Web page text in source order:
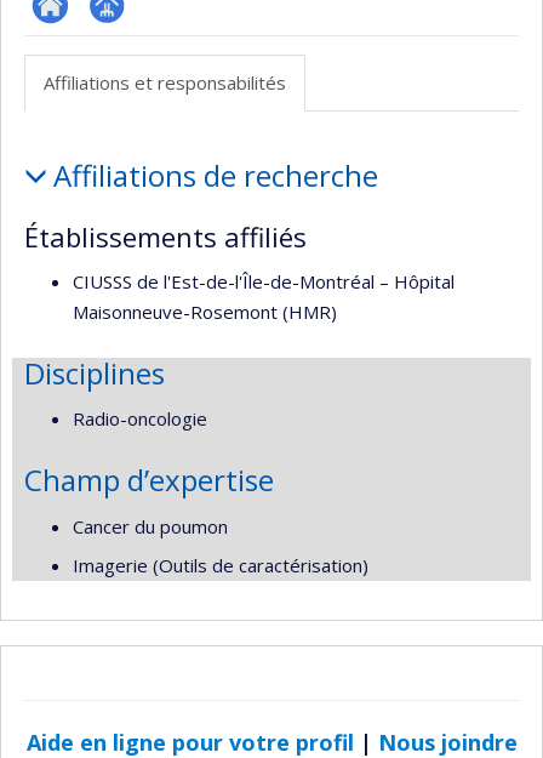
ResearchGate
Page
(faculté,département,école)
Affiliations et responsabilités
et
responsabilités
Affiliations de recherche
Établissements affiliés
CIUSSS de l'Est-de-l'Île-de-Montréal – Hôpital
Maisonneuve-Rosemont (HMR)
Disciplines
Radio-oncologie
Champ d’expertise
Cancer du poumon
Imagerie (Outils de caractérisation)
Aide en ligne pour votre profil | Nous joindre